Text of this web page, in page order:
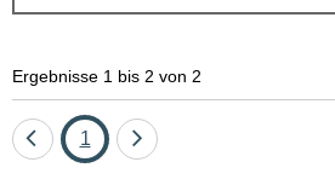
Ergebnisse 1 bis 2 von 2
EineSeite
1
Eine